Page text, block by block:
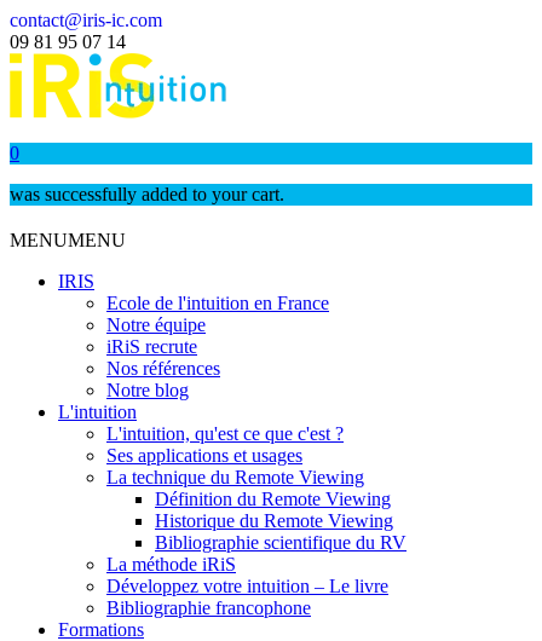
contact@iris-ic.com
09 81 95 07 14
0
was successfully added to your cart.
MENUMENU
IRIS
Ecole de l'intuition en France
Notre équipe
iRiS recrute
Nos références
Notre blog
L'intuition
L'intuition, qu'est ce que c'est ?
Ses applications et usages
La technique du Remote Viewing
Définition du Remote Viewing
Historique du Remote Viewing
Bibliographie scientifique du RV
La méthode iRiS
Développez votre intuition – Le livre
Bibliographie francophone
Formations